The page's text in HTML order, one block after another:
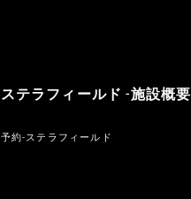
ステラフィールド -施設概要
予約-ステラフィールド